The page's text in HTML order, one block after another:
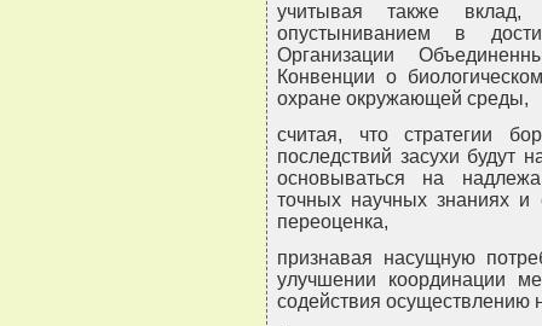
учитывая также
опустыниванием в
Организации
Конвенции о
охране окружающей среды,
считая, что стратегии
последствий засухи будут
основываться на
точных научных знаниях и
переоценка,
признавая насущную
улучшении координации
содействия осуществлению